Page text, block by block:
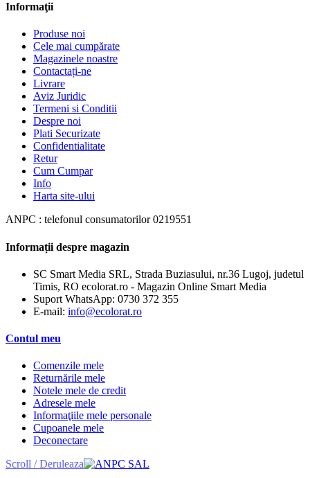
Informaţii
Produse noi
Cele mai cumpărate
Magazinele noastre
Contactați-ne
Livrare
Aviz Juridic
Termeni si Conditii
Despre noi
Plati Securizate
Confidentialitate
Retur
Cum Cumpar
Info
Harta site-ului
ANPC : telefonul consumatorilor 0219551
Informații despre magazin
SC Smart Media SRL, Strada Buziasului, nr.36 Lugoj, judetul
Timis, RO ecolorat.ro - Magazin Online Smart Media
Suport WhatsApp: 0730 372 355
E-mail: info@ecolorat.ro
Contul meu
Comenzile mele
Returnările mele
Notele mele de credit
Adresele mele
Informaţiile mele personale
Cupoanele mele
Deconectare
Scroll / Deruleaza